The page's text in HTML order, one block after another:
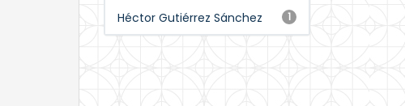
1
Héctor Gutiérrez Sánchez